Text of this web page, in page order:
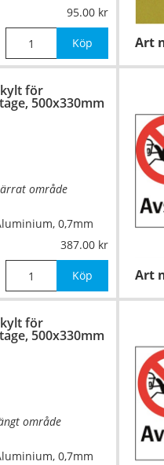
95.00
Köp Art
för
500x330mm
område
0,7mm
387.00
Köp Art
för
500x330mm
område
0,7mm